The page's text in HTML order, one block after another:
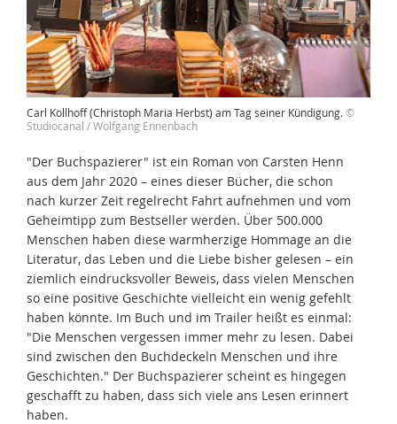
Carl Kollhoff (Christoph Maria Herbst) am Tag seiner Kündigung.©
Studiocanal / Wolfgang Ennenbach
"Der Buchspazierer" ist ein Roman von Carsten Henn
aus dem Jahr 2020 – eines dieser Bücher, die schon
nach kurzer Zeit regelrecht Fahrt aufnehmen und vom
Geheimtipp zum Bestseller werden. Über 500.000
Menschen haben diese warmherzige Hommage an die
Literatur, das Leben und die Liebe bisher gelesen – ein
ziemlich eindrucksvoller Beweis, dass vielen Menschen
so eine positive Geschichte vielleicht ein wenig gefehlt
haben könnte. Im Buch und im Trailer heißt es einmal:
"Die Menschen vergessen immer mehr zu lesen. Dabei
sind zwischen den Buchdeckeln Menschen und ihre
Geschichten." Der Buchspazierer scheint es hingegen
geschafft zu haben, dass sich viele ans Lesen erinnert
haben.